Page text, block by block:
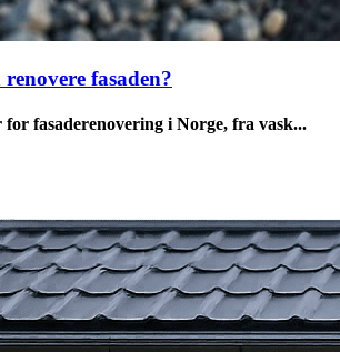
fasaden?
fasaderenovering i Norge, fra vask...